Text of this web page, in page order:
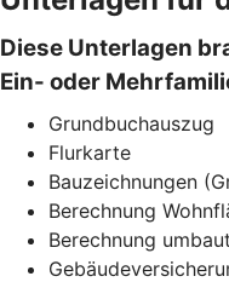
Diese Unterlagen
Ein- oder
Grundbuchauszug
Flurkarte
Bauzeichnungen
Berechnung
Berechnung